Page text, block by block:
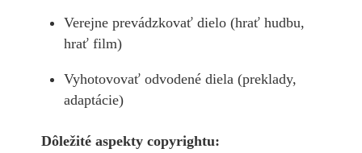
Verejne prevádzkovať dielo (hrať hudbu,
hrať film)
Vyhotovovať odvodené diela (preklady,
adaptácie)
Dôležité aspekty copyrightu: